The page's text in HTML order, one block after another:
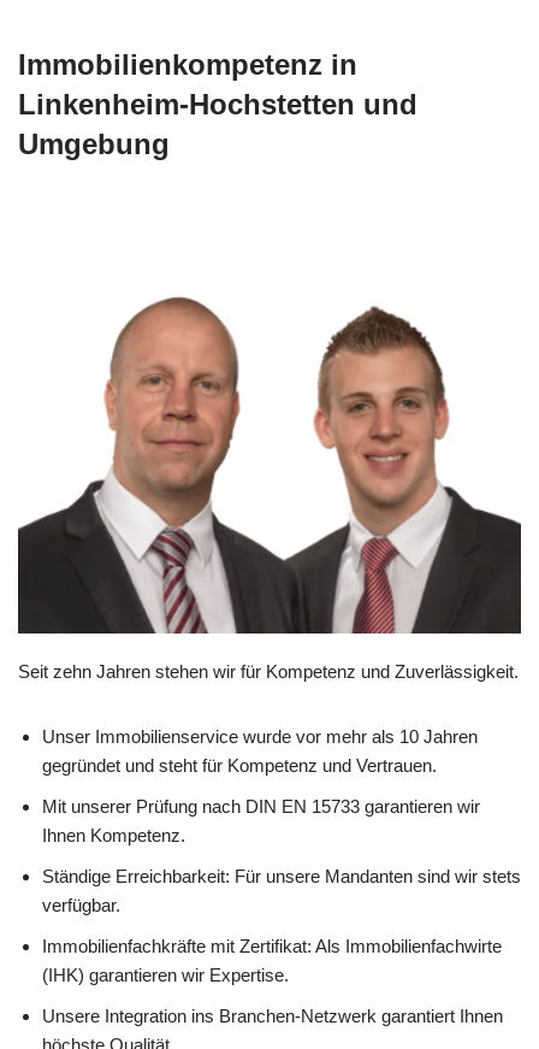
Immobilienkompetenz in
Linkenheim-Hochstetten und
Umgebung
Seit zehn Jahren stehen wir für Kompetenz und Zuverlässigkeit.
Unser Immobilienservice wurde vor mehr als 10 Jahren
gegründet und steht für Kompetenz und Vertrauen.
Mit unserer Prüfung nach DIN EN 15733 garantieren wir
Ihnen Kompetenz.
Ständige Erreichbarkeit: Für unsere Mandanten sind wir stets
verfügbar.
Immobilienfachkräfte mit Zertifikat: Als Immobilienfachwirte
(IHK) garantieren wir Expertise.
Unsere Integration ins Branchen-Netzwerk garantiert Ihnen